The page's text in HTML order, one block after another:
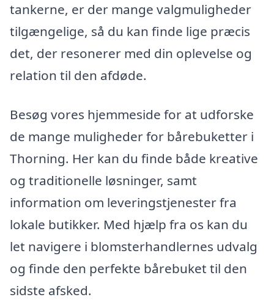
tankerne, er der mange valgmuligheder
tilgængelige, så du kan finde lige præcis
det, der resonerer med din oplevelse og
relation til den afdøde.
Besøg vores hjemmeside for at udforske
de mange muligheder for bårebuketter i
Thorning. Her kan du finde både kreative
og traditionelle løsninger, samt
information om leveringstjenester fra
lokale butikker. Med hjælp fra os kan du
let navigere i blomsterhandlernes udvalg
og finde den perfekte bårebuket til den
sidste afsked.